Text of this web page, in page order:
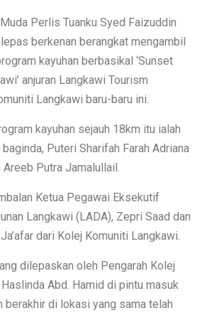
Perlis Tuanku Syed Faizuddin
berkenan berangkat mengambil
kayuhan berbasikal ‘Sunset
anjuran Langkawi Tourism
Langkawi baru-baru ini.
kayuhan sejauh 18km itu ialah
Puteri Sharifah Farah Adriana
Putra Jamalullail.
Ketua Pegawai Eksekutif
Langkawi (LADA), Zepri Saad dan
dari Kolej Komuniti Langkawi.
dilepaskan oleh Pengarah Kolej
Abd. Hamid di pintu masuk
berakhir di lokasi yang sama telah